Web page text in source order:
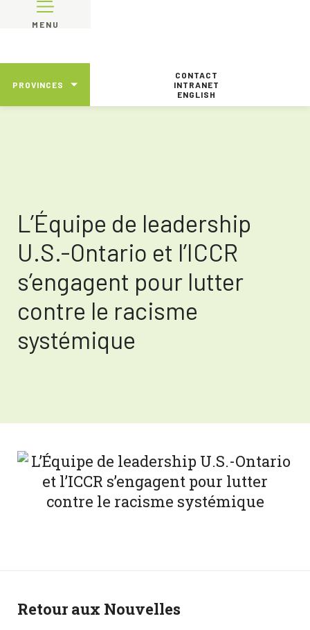
MENU
PROVINCES
CONTACT
INTRANET
ENGLISH
L’Équipe de leadership
U.S.-Ontario et l’ICCR
s’engagent pour lutter
contre le racisme
systémique
Retour aux Nouvelles